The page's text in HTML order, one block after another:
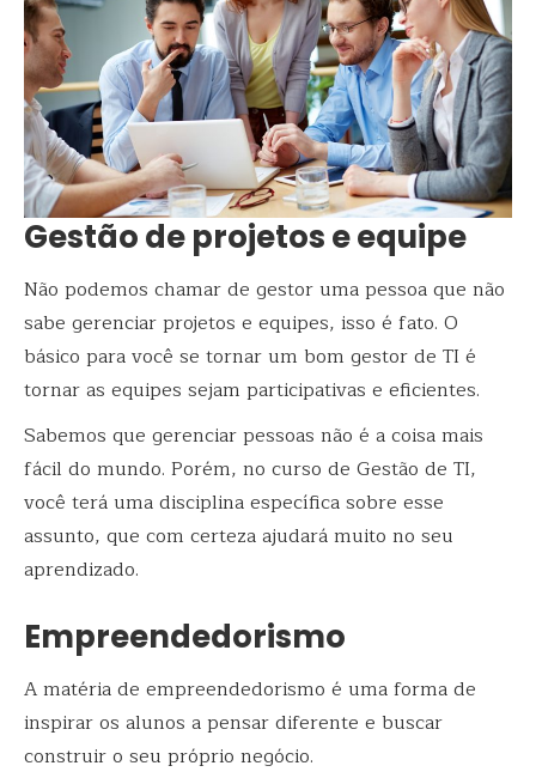
Gestão de projetos e equipe
Não podemos chamar de gestor uma pessoa que não
sabe gerenciar projetos e equipes, isso é fato. O
básico para você se tornar um bom gestor de TI é
tornar as equipes sejam participativas e eficientes.
Sabemos que gerenciar pessoas não é a coisa mais
fácil do mundo. Porém, no curso de Gestão de TI,
você terá uma disciplina específica sobre esse
assunto, que com certeza ajudará muito no seu
aprendizado.
Empreendedorismo
A matéria de empreendedorismo é uma forma de
inspirar os alunos a pensar diferente e buscar
construir o seu próprio negócio.